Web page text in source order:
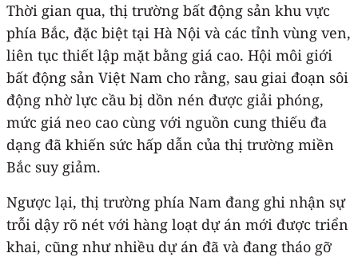
Thời gian qua, thị trường bất động sản khu vực
phía Bắc, đặc biệt tại Hà Nội và các tỉnh vùng ven,
liên tục thiết lập mặt bằng giá cao. Hội môi giới
bất động sản Việt Nam cho rằng, sau giai đoạn sôi
động nhờ lực cầu bị dồn nén được giải phóng,
mức giá neo cao cùng với nguồn cung thiếu đa
dạng đã khiến sức hấp dẫn của thị trường miền
Bắc suy giảm.
Ngược lại, thị trường phía Nam đang ghi nhận sự
trỗi dậy rõ nét với hàng loạt dự án mới được triển
khai, cũng như nhiều dự án đã và đang tháo gỡ